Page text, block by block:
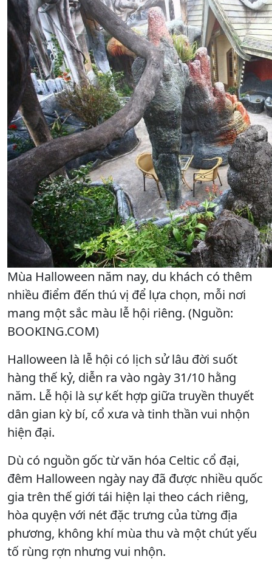
Mùa Halloween năm nay, du khách có thêm
nhiều điểm đến thú vị để lựa chọn, mỗi nơi
mang một sắc màu lễ hội riêng. (Nguồn:
BOOKING.COM)
Halloween là lễ hội có lịch sử lâu đời suốt
hàng thế kỷ, diễn ra vào ngày 31/10 hằng
năm. Lễ hội là sự kết hợp giữa truyền thuyết
dân gian kỳ bí, cổ xưa và tinh thần vui nhộn
hiện đại.
Dù có nguồn gốc từ văn hóa Celtic cổ đại,
đêm Halloween ngày nay đã được nhiều quốc
gia trên thế giới tái hiện lại theo cách riêng,
hòa quyện với nét đặc trưng của từng địa
phương, không khí mùa thu và một chút yếu
tố rùng rợn nhưng vui nhộn.